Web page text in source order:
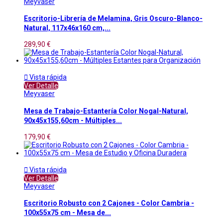
Escritorio-Librería de Melamina, Gris Oscuro-Blanco-
Natural, 117x46x160 cm,...
289,90 €
 Vista rápida
Ver Detalle
Meyvaser
Mesa de Trabajo-Estantería Color Nogal-Natural,
90x45x155,60cm - Múltiples...
179,90 €
 Vista rápida
Ver Detalle
Meyvaser
Escritorio Robusto con 2 Cajones - Color Cambria -
100x55x75 cm - Mesa de...